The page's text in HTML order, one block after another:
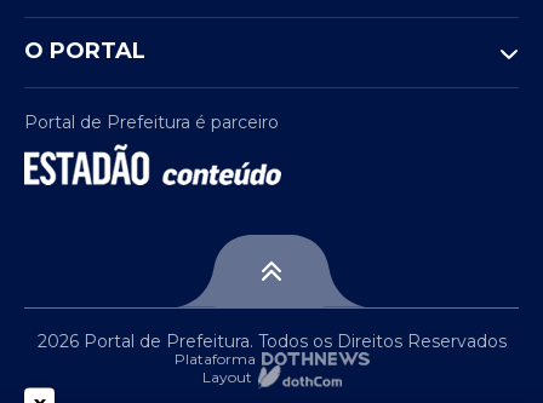
O PORTAL
Portal de Prefeitura é parceiro
2026 Portal de Prefeitura. Todos os Direitos Reservados
Plataforma
Layout